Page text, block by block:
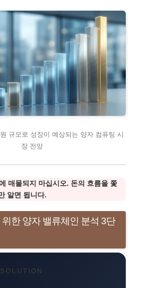
규모로 성장이 예상되는 양자 컴퓨팅 시
장 전망
매몰되지 마십시오. 돈의 흐름을 쫓
알면 됩니다.
한 양자 밸류체인 분석 3단